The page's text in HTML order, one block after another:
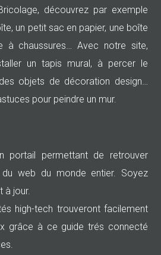
découvrez par exemple
un petit sac en papier, une boîte
à chaussures… Avec notre site,
un tapis mural, à percer le
objets de décoration design…
pour peindre un mur.
portail permettant de retrouver
web du monde entier. Soyez
à jour.
high-tech trouveront facilement
grâce à ce guide trés connecté